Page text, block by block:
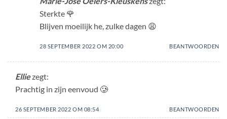
Sterkte 🌹
Blijven moeilijk he, zulke dagen 😩
28 SEPTEMBER 2022 OM 20:00 BEANTWOORDEN
Elliezegt:
Prachtig in zijn eenvoud 🥲
26 SEPTEMBER 2022 OM 08:54 BEANTWOORDEN